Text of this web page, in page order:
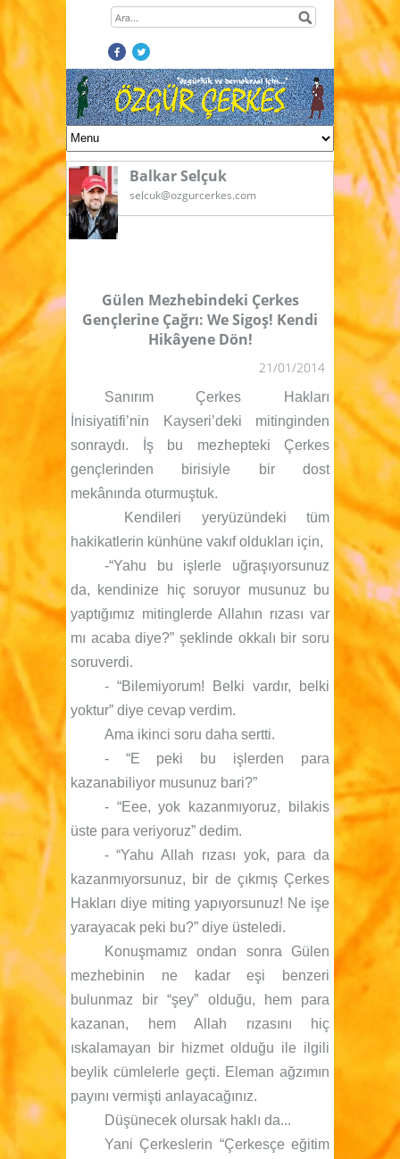
Balkar Selçuk
selcuk@ozgurcerkes.com
Gülen Mezhebindeki Çerkes
Gençlerine Çağrı: We Sigoş! Kendi
Hikâyene Dön!
21/01/2014
Sanırım Çerkes Hakları
İnisiyatifi’nin Kayseri’deki mitinginden
sonraydı. İş bu mezhepteki Çerkes
gençlerinden birisiyle bir dost
mekânında oturmuştuk.
Kendileri yeryüzündeki tüm
hakikatlerin künhüne vakıf oldukları için,
-“Yahu bu işlerle uğraşıyorsunuz
da, kendinize hiç soruyor musunuz bu
yaptığımız mitinglerde Allahın rızası var
mı acaba diye?” şeklinde okkalı bir soru
soruverdi.
- “Bilemiyorum! Belki vardır, belki
yoktur” diye cevap verdim.
Ama ikinci soru daha sertti.
- “E peki bu işlerden para
kazanabiliyor musunuz bari?”
- “Eee, yok kazanmıyoruz, bilakis
üste para veriyoruz” dedim.
- “Yahu Allah rızası yok, para da
kazanmıyorsunuz, bir de çıkmış Çerkes
Hakları diye miting yapıyorsunuz! Ne işe
yarayacak peki bu?” diye üsteledi.
Konuşmamız ondan sonra Gülen
mezhebinin ne kadar eşi benzeri
bulunmaz bir “şey” olduğu, hem para
kazanan, hem Allah rızasını hiç
ıskalamayan bir hizmet olduğu ile ilgili
beylik cümlelerle geçti. Eleman ağzımın
payını vermişti anlayacağınız.
Düşünecek olursak haklı da...
Yani Çerkeslerin “Çerkesçe eğitim